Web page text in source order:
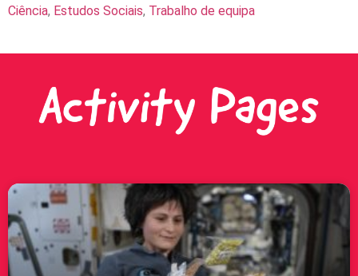
Ciência, Estudos Sociais, Trabalho de equipa